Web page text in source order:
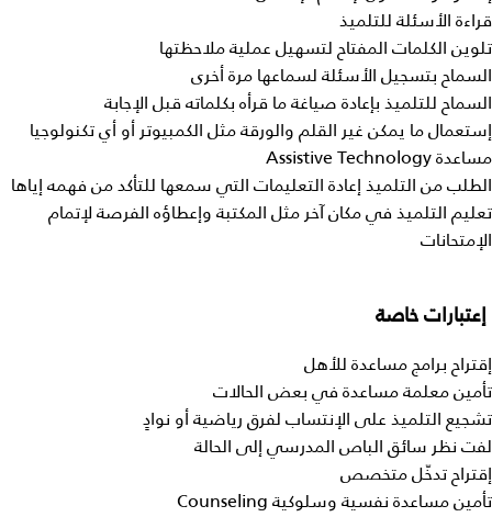
قراءة الأسئلة للتلميذ
تلوين الكلمات المفتاح لتسهيل عملية ملاحظتها
السماح بتسجيل الأسئلة لسماعها مرة أخرى
السماح للتلميذ بإعادة صياغة ما قرأه بكلماته قبل الإجابة
إستعمال ما يمكن غير القلم والورقة مثل الكمبيوتر أو أي تكنولوجيا
مساعدة Assistive Technology
الطلب من التلميذ إعادة التعليمات التي سمعها للتأكد من فهمه إياها
تعليم التلميذ في مكان آخر مثل المكتبة وإعطاؤه الفرصة لإتمام
الإمتحانات
إعتباراتخاصة
إقتراح برامج مساعدة للأهل
تأمين معلمة مساعدة في بعض الحالات
تشجيع التلميذ على الإنتساب لفرق رياضية أو نوادٍ
لفت نظر سائق الباص المدرسي إلى الحالة
إقتراح تدخّل متخصص
تأمين مساعدة نفسية وسلوكية Counseling